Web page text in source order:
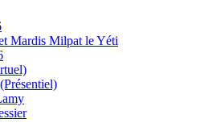
Mardis Milpat le Yéti